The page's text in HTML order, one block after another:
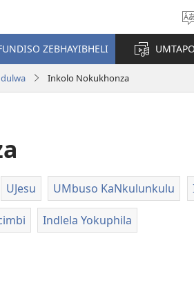
ZEBHAYIBHELI UMTAPO
Inkolo Nokukhonza
UJesu UMbuso KaNkulunkulu
Indlela Yokuphila